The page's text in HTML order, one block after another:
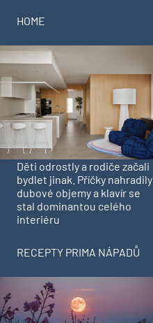
HOME
Děti odrostly a rodiče začali
bydlet jinak. Příčky nahradily
dubové objemy a klavír se
stal dominantou celého
interiéru
RECEPTY PRIMA NÁPADŮ